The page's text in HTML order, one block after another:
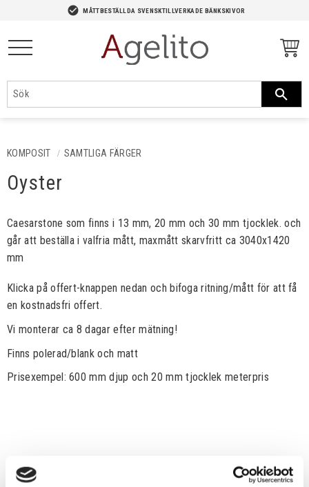
check_circle MÅTTBESTÄLLDA SVENSKTILLVERKADE BÄNKSKIVOR
KOMPOSIT SAMTLIGA FÄRGER
Oyster
Caesarstone som finns i 13 mm, 20 mm och 30 mm tjocklek. och
går att beställa i valfria mått, maxmått skarvfritt ca 3040x1420
mm
Klicka på offert-knappen nedan och bifoga ritning/mått för att få
en kostnadsfri offert.
Vi monterar ca 8 dagar efter mätning!
Finns polerad/blank och matt
Prisexempel: 600 mm djup och 20 mm tjocklek meterpris